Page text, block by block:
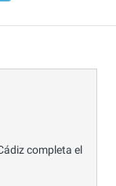
completa el